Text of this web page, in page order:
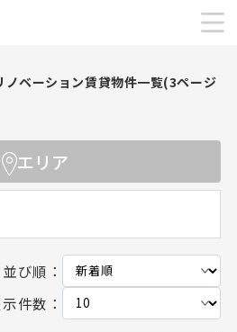
ノベーション賃貸物件一覧(3ページ
エリア
並び順：
件数：